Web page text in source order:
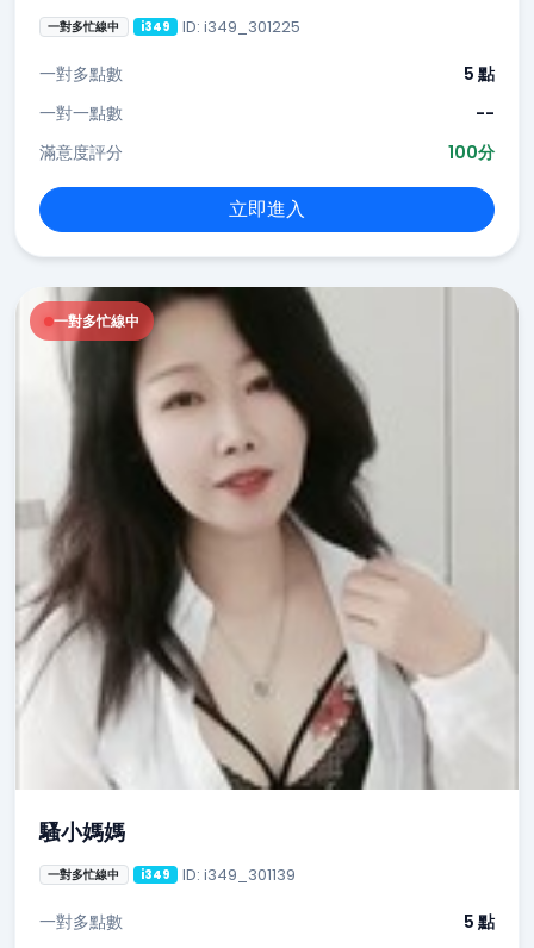
一對多忙線中 i349 ID: i349_301225
一對多點數
5 點
一對一點數
--
滿意度評分
100分
立即進入
一對多忙線中
騷小媽媽
一對多忙線中 i349 ID: i349_301139
一對多點數 5 點